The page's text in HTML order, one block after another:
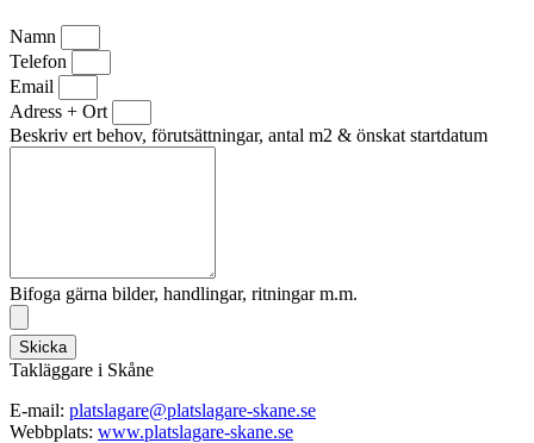
Namn
Telefon
Email
Adress + Ort
Beskriv ert behov, förutsättningar, antal m2 & önskat startdatum
Bifoga gärna bilder, handlingar, ritningar m.m.
Skicka
Takläggare i Skåne
E-mail: platslagare@platslagare-skane.se
Webbplats: www.platslagare-skane.se